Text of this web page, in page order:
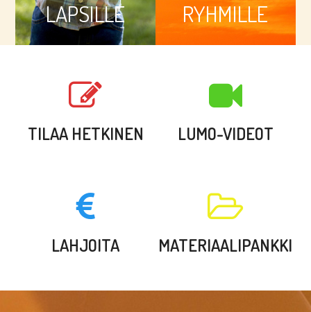
LAP­SIL­LE RYH­MIL­LE
TILAA HETKINEN LUMO-VIDEOT
LAHJOITA MATERIAALI­PANKKI